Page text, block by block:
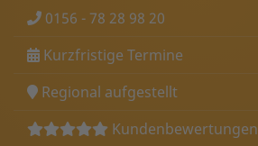
0156 - 78 28 98 20
Kurzfristige Termine
Regional aufgestellt
Kundenbewertungen